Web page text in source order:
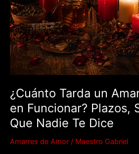
¿Cuánto Tarda un
en Funcionar? Plazos,
Que Nadie Te Dice
Amarres de Amor / Maestro Gabriel
Amor
en
Funcionar?
Plazos,
Señales
y
Lo
Que
Nadie
Te
Dice